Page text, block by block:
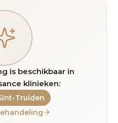
is beschikbaar in
klinieken:
Truiden